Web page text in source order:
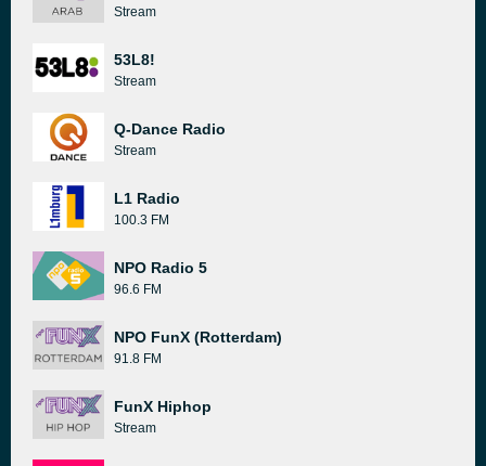
Stream
53L8!
Stream
Q-Dance Radio
Stream
L1 Radio
100.3 FM
NPO Radio 5
96.6 FM
NPO FunX (Rotterdam)
91.8 FM
FunX Hiphop
Stream